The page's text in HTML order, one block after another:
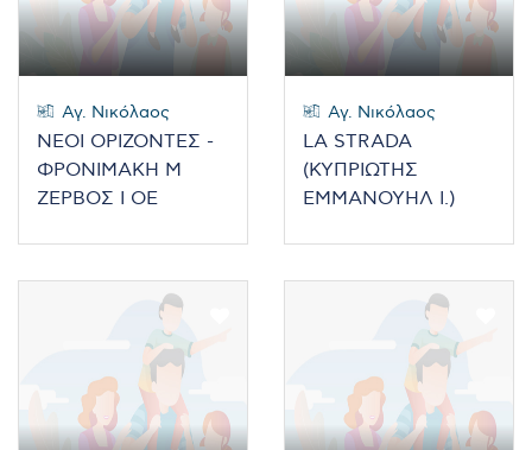
Αγ. Νικόλαος
ΝΕΟΙ ΟΡΙΖΟΝΤΕΣ -
ΦΡΟΝΙΜΑΚΗ Μ
ΖΕΡΒΟΣ Ι ΟΕ
Αγ. Νικόλαος
LA STRADA
(ΚΥΠΡΙΩΤΗΣ
ΕΜΜΑΝΟΥΗΛ Ι.)